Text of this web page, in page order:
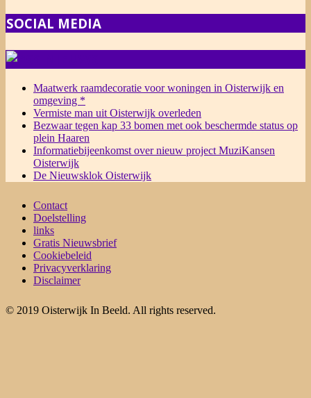
SOCIAL MEDIA
Maatwerk raamdecoratie voor woningen in Oisterwijk en
omgeving *
Vermiste man uit Oisterwijk overleden
Bezwaar tegen kap 33 bomen met ook beschermde status op
plein Haaren
Informatiebijeenkomst over nieuw project MuziKansen
Oisterwijk
De Nieuwsklok Oisterwijk
Contact
Doelstelling
links
Gratis Nieuwsbrief
Cookiebeleid
Privacyverklaring
Disclaimer
© 2019 Oisterwijk In Beeld. All rights reserved.